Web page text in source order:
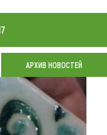
АРХИВ НОВОСТЕЙ